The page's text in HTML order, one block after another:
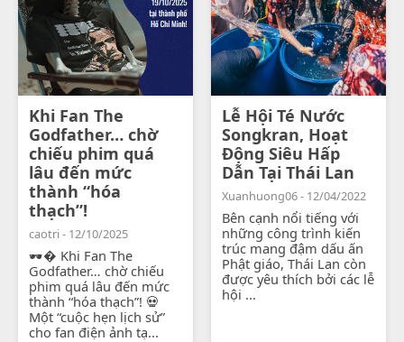
Khi Fan The
Godfather… chờ
chiếu phim quá
lâu đến mức
thành “hóa
thạch”!
caotri - 12/10/2025
🕶� Khi Fan The
Godfather… chờ chiếu
phim quá lâu đến mức
thành “hóa thạch”! 💀
Một “cuộc hẹn lịch sử”
cho fan điện ảnh tạ...
Lễ Hội Té Nước
Songkran, Hoạt
Động Siêu Hấp
Dẫn Tại Thái Lan
Xuanhuong06 - 12/04/2022
Bên cạnh nổi tiếng với
những công trình kiến
trúc mang đậm dấu ấn
Phật giáo, Thái Lan còn
được yêu thích bởi các lễ
hội ...